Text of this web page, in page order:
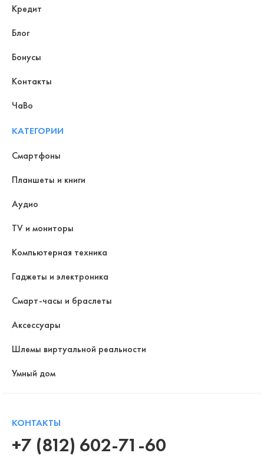
Кредит
Блог
Бонусы
Контакты
ЧаВо
КАТЕГОРИИ
Смартфоны
Планшеты и книги
Аудио
TV и мониторы
Компьютерная техника
Гаджеты и электроника
Смарт-часы и браслеты
Аксессуары
Шлемы виртуальной реальности
Умный дом
КОНТАКТЫ
+7 (812) 602-71-60